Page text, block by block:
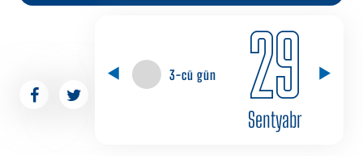
3-cü gün 29
Sentyabr